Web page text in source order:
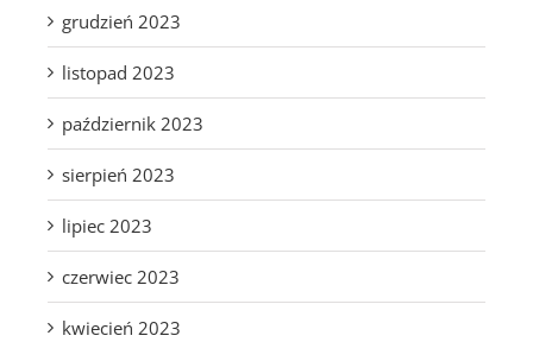
grudzień 2023
listopad 2023
październik 2023
sierpień 2023
lipiec 2023
czerwiec 2023
kwiecień 2023